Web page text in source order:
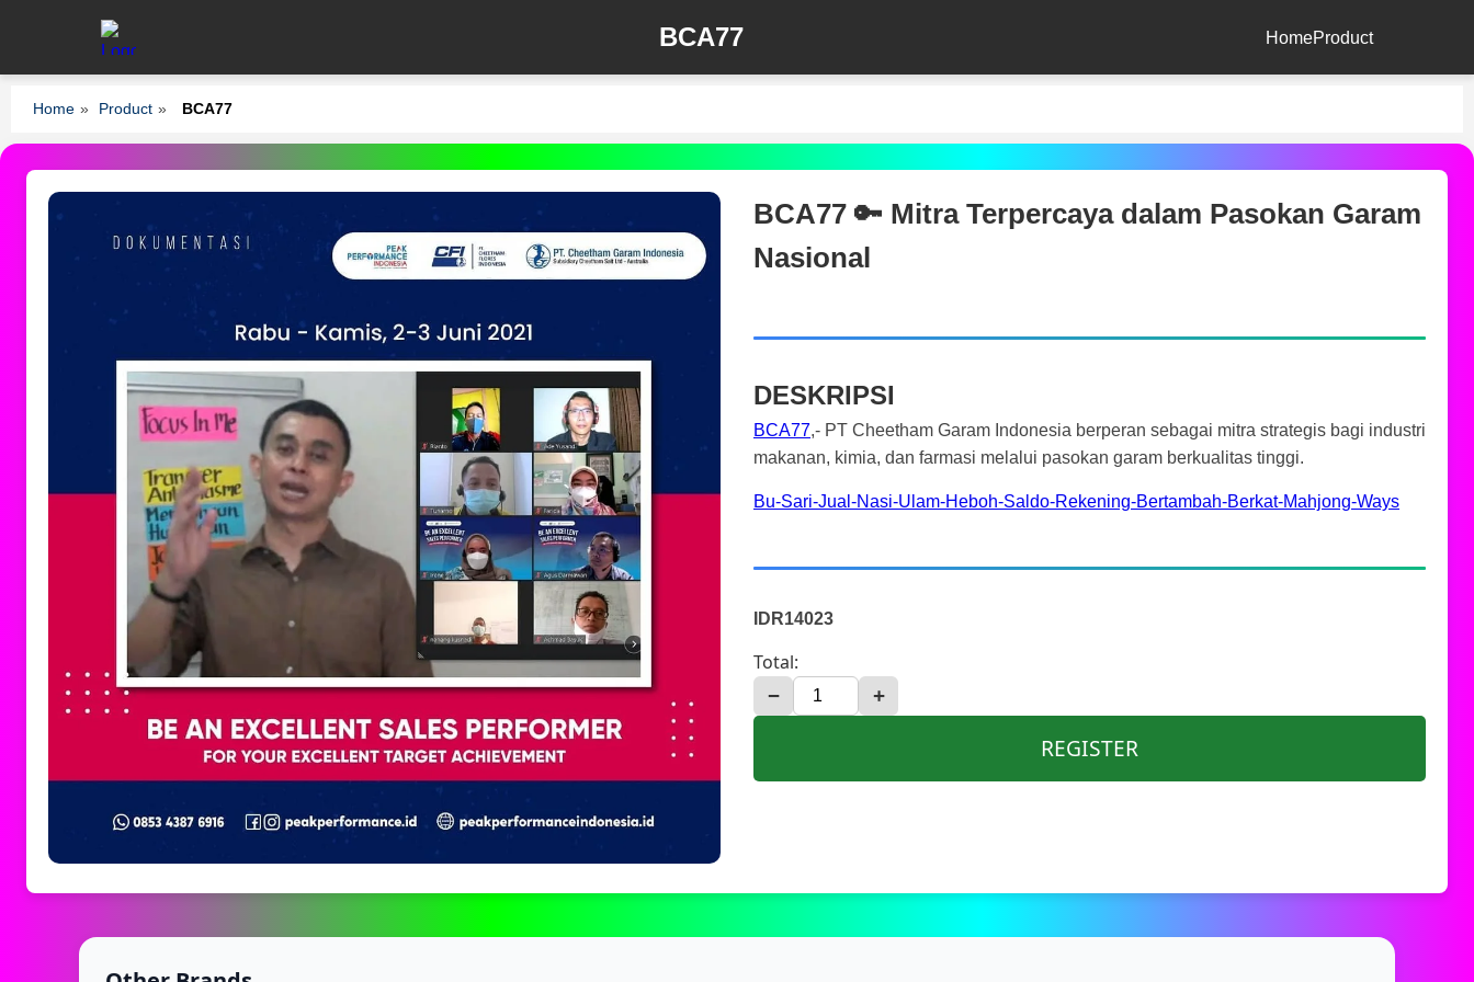
BCA77 HomeProduct
Home » Product » BCA77
BCA77 🔑 Mitra Terpercaya dalam Pasokan Garam
Nasional
DESKRIPSI
BCA77,- PT Cheetham Garam Indonesia berperan sebagai mitra strategis bagi industri
makanan, kimia, dan farmasi melalui pasokan garam berkualitas tinggi.
Bu-Sari-Jual-Nasi-Ulam-Heboh-Saldo-Rekening-Bertambah-Berkat-Mahjong-Ways
IDR14023
Total:
− +
REGISTER